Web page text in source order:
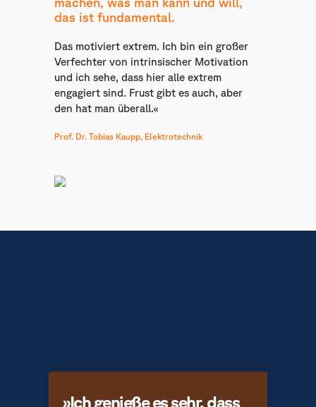
das ist fundamental.
Das motiviert extrem. Ich bin ein großer
Verfechter von intrinsischer Motivation
und ich sehe, dass hier alle extrem
engagiert sind. Frust gibt es auch, aber
den hat man überall.«
Prof. Dr. Tobias Kaupp, Elektrotechnik
»Ich genieße es sehr, dass